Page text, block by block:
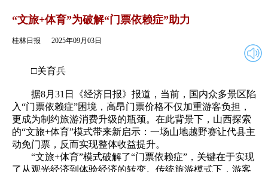
2025年09月03日
“文旅+体育”为破解“门票依赖症”助力
桂林日报 2025年09月03日
□关育兵
据8月31日《经济日报》报道，当前，国内众多景区陷
入“门票依赖症”困境，高昂门票价格不仅加重游客负担，
更成为制约旅游消费升级的瓶颈。在此背景下，山西探索
的“文旅+体育”模式带来新启示：一场山地越野赛让代县主
动免门票，反而实现整体收益提升。
“文旅+体育”模式破解了“门票依赖症”，关键在于实现
了从观光经济到体验经济的转变。传统旅游模式下，游客